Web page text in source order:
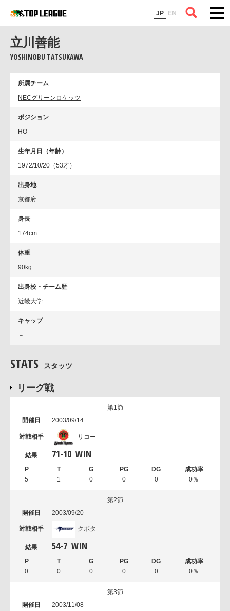
JP EN
コラム
立川善能
YOSHINOBU TATSUKAWA
所属チーム
NECグリーンロケッツ
ポジション
HO
生年月日（年齢）
1972/10/20（53才）
出身地
京都府
身長
174cm
体重
90kg
出身校・チーム歴
近畿大学
キャップ
－
STATS スタッツ
リーグ戦
第1節
2003/09/14
リコー
71-10 WIN
5 1 0 0 0 0％
第2節
2003/09/20
クボタ
54-7 WIN
0 0 0 0 0 0％
第3節
2003/11/08